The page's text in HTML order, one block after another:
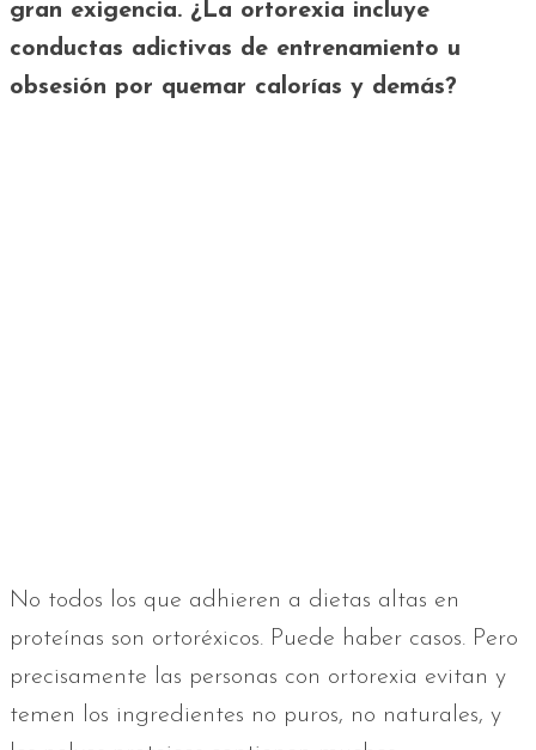
gran exigencia. ¿La ortorexia incluye
conductas adictivas de entrenamiento u
obsesión por quemar calorías y demás?
No todos los que adhieren a dietas altas en
proteínas son ortoréxicos. Puede haber casos. Pero
precisamente las personas con ortorexia evitan y
temen los ingredientes no puros, no naturales, y